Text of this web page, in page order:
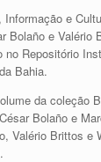
e
Bolaño e Valério
no Repositório
Bahia.
da coleção
Bolaño e
Valério Brittos e
.